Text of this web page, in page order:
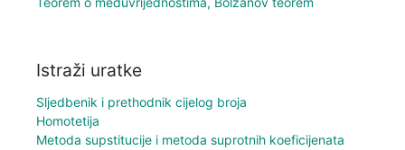
Istraži uratke
Sljedbenik i prethodnik cijelog broja
Homotetija
Metoda supstitucije i metoda suprotnih koeficijenata